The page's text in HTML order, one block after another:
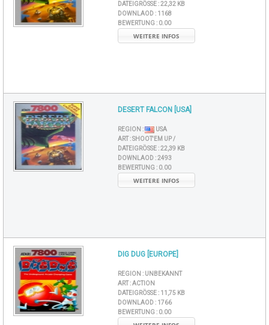
DATEIGRÖSSE : 22,32 KB
DOWNLAOD : 1168
BEWERTUNG : 0.00
WEITERE INFOS
DESERT FALCON [USA]
REGION :
USA
ART :SHOOT'EM UP /
DATEIGRÖSSE : 22,39 KB
DOWNLAOD :2493
BEWERTUNG : 0.00
WEITERE INFOS
DIG DUG [EUROPE]
REGION : UNBEKANNT
ART :ACTION
DATEIGRÖSSE : 11,75 KB
DOWNLAOD : 1766
BEWERTUNG : 0.00